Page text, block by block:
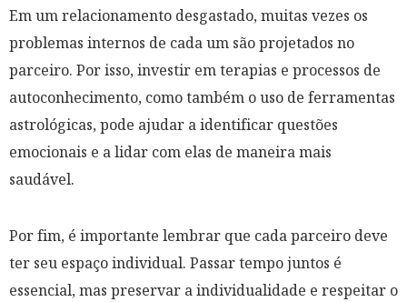
Em um relacionamento desgastado, muitas vezes os
problemas internos de cada um são projetados no
parceiro. Por isso, investir em terapias e processos de
autoconhecimento, como também o uso de ferramentas
astrológicas, pode ajudar a identificar questões
emocionais e a lidar com elas de maneira mais
saudável.
Por fim, é importante lembrar que cada parceiro deve
ter seu espaço individual. Passar tempo juntos é
essencial, mas preservar a individualidade e respeitar o